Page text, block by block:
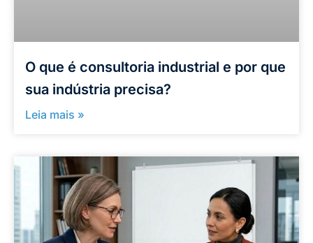
O que é consultoria industrial e por que
sua indústria precisa?
Leia mais »